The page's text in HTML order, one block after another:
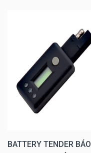
BATTERY TENDER BÁO